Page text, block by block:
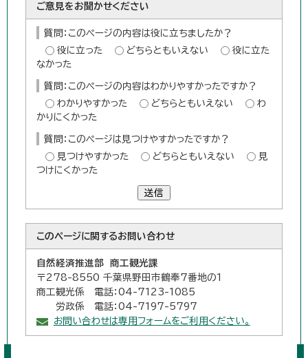
ご意見をお聞かせください
質問：このページの内容は役に立ちましたか？
役に立った
どちらともいえない
役に立た
なかった
質問：このページの内容はわかりやすかったですか？
わかりやすかった
どちらともいえない
わ
かりにくかった
質問：このページは見つけやすかったですか？
見つけやすかった
どちらともいえない
見
つけにくかった
送信
このページに関するお問い合わせ
自然経済推進部 商工観光課
〒278-8550 千葉県野田市鶴奉7番地の1
商工観光係 電話：04-7123-1085
労政係 電話：04-7197-5797
お問い合わせは専用フォームをご利用ください。